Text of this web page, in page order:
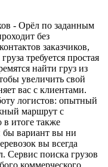
- Орёл по заданным
без
заказчиков,
требуется простая
найти груз из
увеличить свой
вас с клиентами.
логистов: опытный
маршрут с
итоге также
вариант вы ни
вы всегда
Сервис поиска грузов
коммерческого